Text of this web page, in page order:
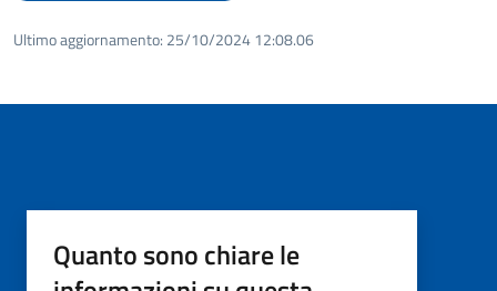
Ultimo aggiornamento: 25/10/2024 12:08.06
Quanto sono chiare le